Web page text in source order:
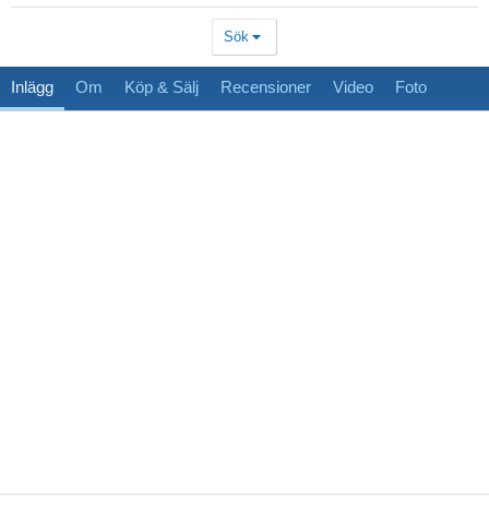
Sök
Inlägg Om Köp & Sälj Recensioner Video Foto